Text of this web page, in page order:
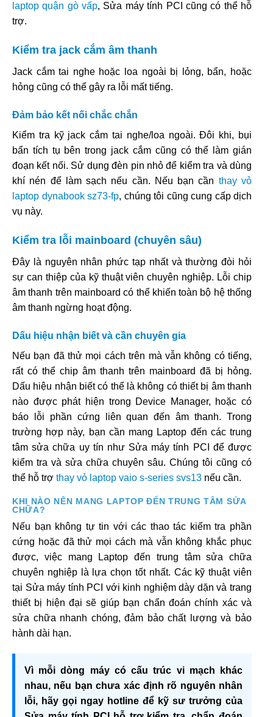
laptop quận gò vấp, Sửa máy tính PCI cũng có thể hỗ
trợ.
Kiểm tra jack cắm âm thanh
Jack cắm tai nghe hoặc loa ngoài bị lỏng, bẩn, hoặc
hỏng cũng có thể gây ra lỗi mất tiếng.
Đảm bảo kết nối chắc chắn
Kiểm tra kỹ jack cắm tai nghe/loa ngoài. Đôi khi, bụi
bẩn tích tụ bên trong jack cắm cũng có thể làm gián
đoạn kết nối. Sử dụng đèn pin nhỏ để kiểm tra và dùng
khí nén để làm sạch nếu cần. Nếu bạn cần thay vỏ
laptop dynabook sz73-fp, chúng tôi cũng cung cấp dịch
vụ này.
Kiểm tra lỗi mainboard (chuyên sâu)
Đây là nguyên nhân phức tạp nhất và thường đòi hỏi
sự can thiệp của kỹ thuật viên chuyên nghiệp. Lỗi chip
âm thanh trên mainboard có thể khiến toàn bộ hệ thống
âm thanh ngừng hoạt động.
Dấu hiệu nhận biết và cần chuyên gia
Nếu bạn đã thử mọi cách trên mà vẫn không có tiếng,
rất có thể chip âm thanh trên mainboard đã bị hỏng.
Dấu hiệu nhận biết có thể là không có thiết bị âm thanh
nào được phát hiện trong Device Manager, hoặc có
báo lỗi phần cứng liên quan đến âm thanh. Trong
trường hợp này, bạn cần mang Laptop đến các trung
tâm sửa chữa uy tín như Sửa máy tính PCI để được
kiểm tra và sửa chữa chuyên sâu. Chúng tôi cũng có
thể hỗ trợ thay vỏ laptop vaio s-series svs13 nếu cần.
KHI NÀO NÊN MANG LAPTOP ĐẾN TRUNG TÂM SỬA
CHỮA?
Nếu bạn không tự tin với các thao tác kiểm tra phần
cứng hoặc đã thử mọi cách mà vẫn không khắc phục
được, việc mang Laptop đến trung tâm sửa chữa
chuyên nghiệp là lựa chọn tốt nhất. Các kỹ thuật viên
tại Sửa máy tính PCI với kinh nghiệm dày dặn và trang
thiết bị hiện đại sẽ giúp bạn chẩn đoán chính xác và
sửa chữa nhanh chóng, đảm bảo chất lượng và bảo
hành dài hạn.
Vì mỗi dòng máy có cấu trúc vi mạch khác
nhau, nếu bạn chưa xác định rõ nguyên nhân
lỗi, hãy gọi ngay hotline để kỹ sư trưởng của